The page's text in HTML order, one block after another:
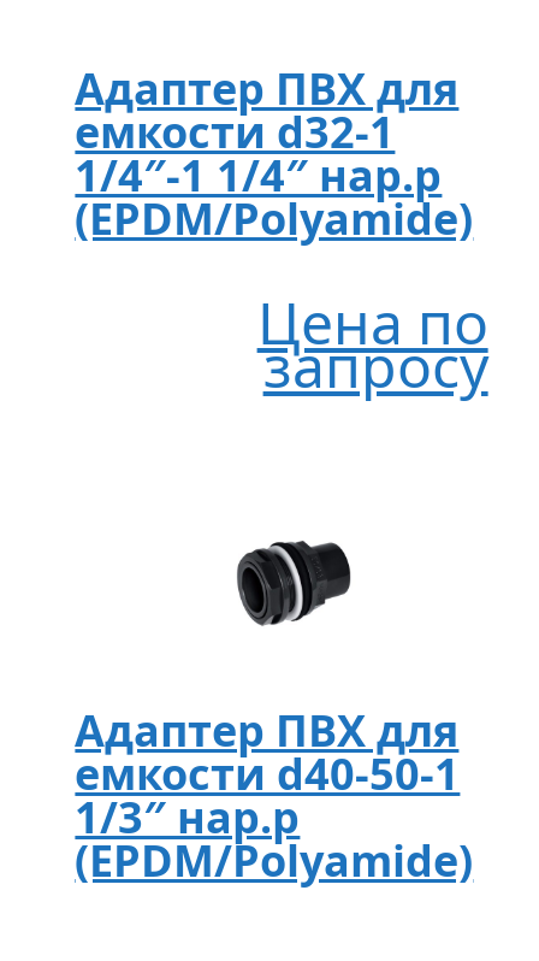
Адаптер ПВХ для
емкости d32-1
1/4″-1 1/4″ нар.р
(EPDM/Polyamide)
Цена по
запросу
Адаптер ПВХ для
емкости d40-50-1
1/3″ нар.р
(EPDM/Polyamide)